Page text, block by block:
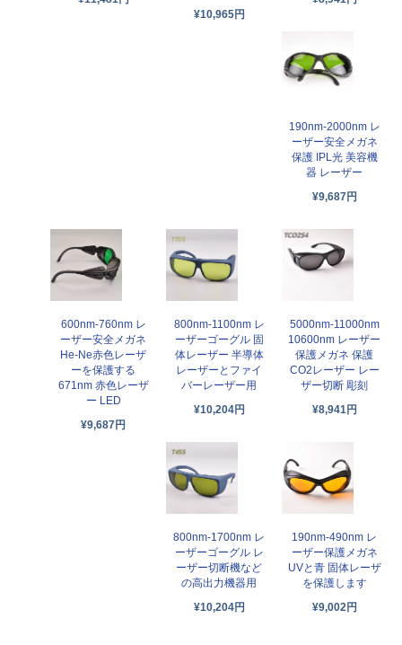
¥10,965円
190nm-2000nm レ
ーザー安全メガネ
保護 IPL光 美容機
器 レーザー
¥9,687円
600nm-760nm レ
ーザー安全メガネ
He-Ne赤色レーザ
ーを保護する
671nm 赤色レーザ
ー LED
¥9,687円
800nm-1100nm レ
ーザーゴーグル 固
体レーザー 半導体
レーザーとファイ
バーレーザー用
¥10,204円
5000nm-11000nm
10600nm レーザー
保護メガネ 保護
CO2レーザー レー
ザー切断 彫刻
¥8,941円
800nm-1700nm レ
ーザーゴーグル レ
ーザー切断機など
の高出力機器用
¥10,204円
190nm-490nm レ
ーザー保護メガネ
UVと青 固体レーザ
を保護します
¥9,002円